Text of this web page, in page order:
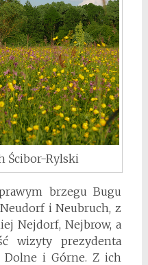
Ścibor-Rylski
brzegu Bugu
i Neubruch, z
Nejdorf, Nejbrow, a
wizyty prezydenta
Dolne i Górne. Z ich